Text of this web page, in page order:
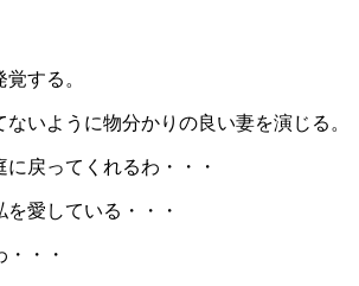
する。
いように物分かりの良い妻を演じる。
戻ってくれるわ・・・
愛している・・・
・・